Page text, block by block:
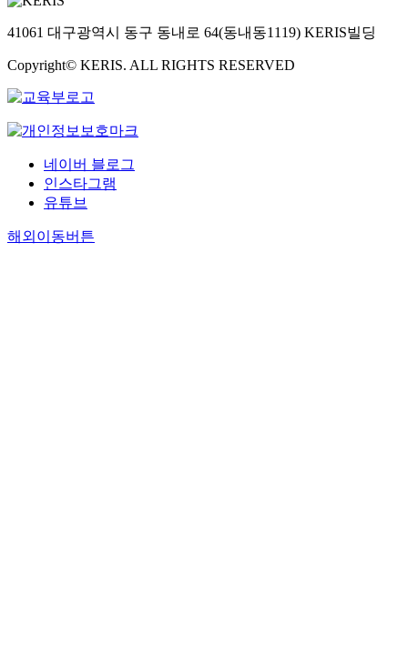
41061 대구광역시 동구 동내로 64(동내동1119) KERIS빌딩
Copyright© KERIS. ALL RIGHTS RESERVED
네이버 블로그
인스타그램
유튜브
해외이동버튼